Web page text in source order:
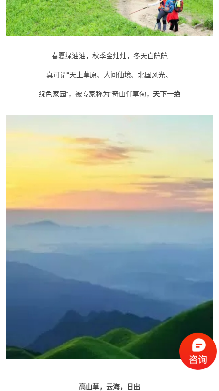
春夏绿油油，秋季金灿灿，冬天白皑皑
真可谓“天上草原、人间仙境、北国风光、
绿色家园”，被专家称为“奇山伴草甸， 天下一绝
高山草，云海，日出